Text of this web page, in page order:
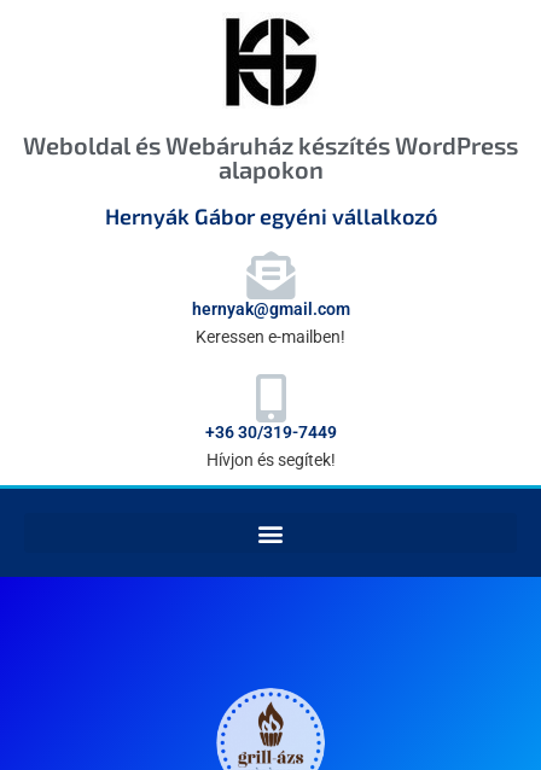
Weboldal és Webáruház készítés WordPress
alapokon
Hernyák Gábor egyéni vállalkozó
hernyak@gmail.com
Keressen e-mailben!
+36 30/319-7449
Hívjon és segítek!